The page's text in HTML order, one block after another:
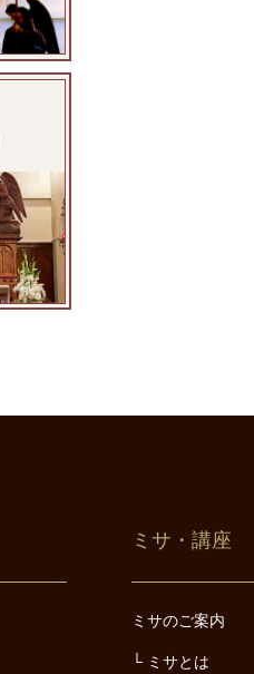
ミサ・講座
ミサのご案内
ミサとは